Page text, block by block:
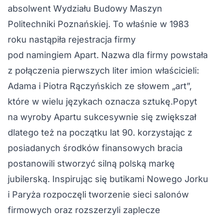
absolwent Wydziału Budowy Maszyn
Politechniki Poznańskiej. To właśnie w 1983
roku nastąpiła rejestracja firmy
pod namingiem Apart. Nazwa dla firmy powstała
z połączenia pierwszych liter imion właścicieli:
Adama i Piotra Rączyńskich ze słowem „art”,
które w wielu językach oznacza sztukę.Popyt
na wyroby Apartu sukcesywnie się zwiększał
dlatego też na początku lat 90. korzystając z
posiadanych środków finansowych bracia
postanowili stworzyć silną polską markę
jubilerską. Inspirując się butikami Nowego Jorku
i Paryża rozpoczęli tworzenie sieci salonów
firmowych oraz rozszerzyli zaplecze